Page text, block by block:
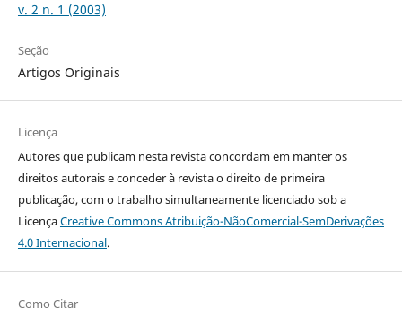
v. 2 n. 1 (2003)
Seção
Artigos Originais
Licença
Autores que publicam nesta revista concordam em manter os
direitos autorais e conceder à revista o direito de primeira
publicação, com o trabalho simultaneamente licenciado sob a
LicençaCreative Commons Atribuição-NãoComercial-SemDerivações
4.0 Internacional.
Como Citar